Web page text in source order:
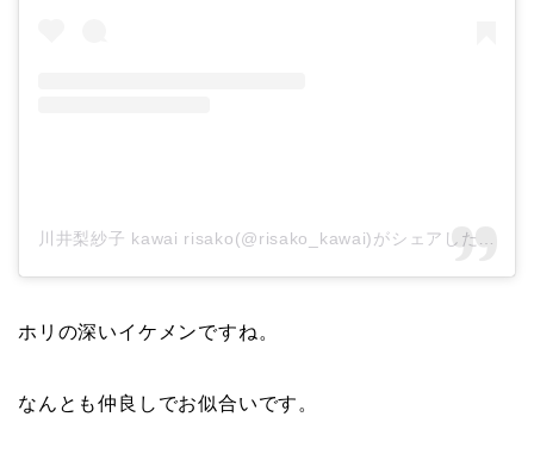
ホリの深いイケメンですね。
なんとも仲良しでお似合いです。